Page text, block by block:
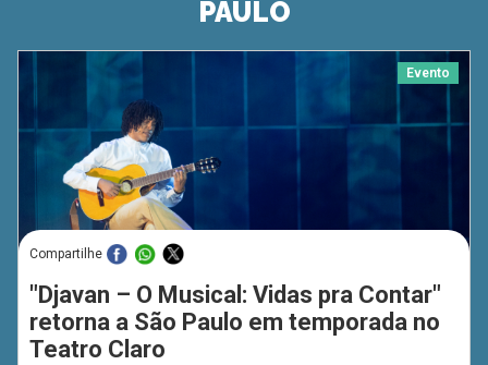
PAULO
Evento
Compartilhe
"Djavan – O Musical: Vidas pra Contar"
retorna a São Paulo em temporada no
Teatro Claro